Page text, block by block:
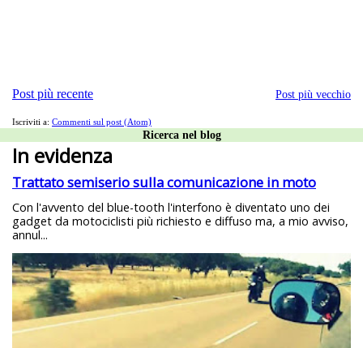
Post più recente Post più vecchio
Iscriviti a: Commenti sul post (Atom)
Ricerca nel blog
In evidenza
Trattato semiserio sulla comunicazione in moto
Con l'avvento del blue-tooth l'interfono è diventato uno dei
gadget da motociclisti più richiesto e diffuso ma, a mio avviso,
annul...